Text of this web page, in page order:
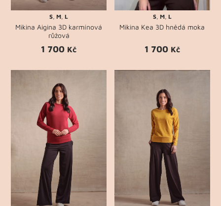
S,M,L
Mikina Aigina 3D karmínová
růžová
1 700 Kč
S, M, L
Mikina Kea 3D hnědá moka
1 700 Kč